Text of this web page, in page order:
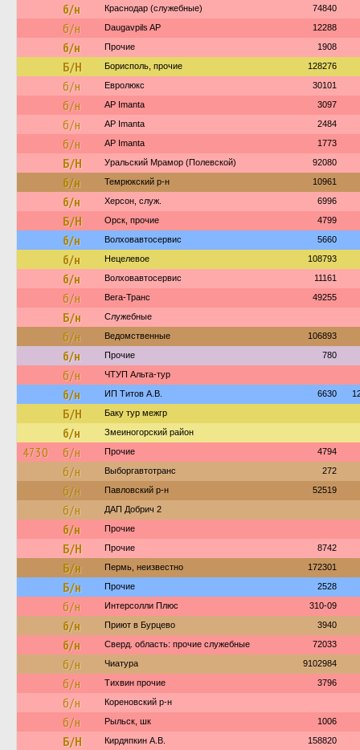
б/н Краснодар (служебные) 74840
б/н Daugavpils AP 12288
б/н Прочие 1908
Б/Н Борисполь, прочие 128276
б/н Евролюкс 30101
б/н AP Imanta 3097
б/н AP Imanta 2484
б/н AP Imanta 1773
Б/Н Уральский Мрамор (Полевской) 92080
б/н Темрюкский р-н 10961
б/н Херсон, служ. 6996
Б/Н Орск, прочие 4799
б/н Волховавтосервис 5660
б/н Нецелевое 108793
б/н Волховавтосервис 11161
б/н Вега-Транс 49255
Б/н Служебные
б/н Ведомственные 106893
б/н Прочие 780
б/н ЧТУП Альта-тур
б/н ИП Титов А.В. 6630
Б/Н Баку тур межгр
б/н Змеиногорский район
4730 б/н Прочие 4794
б/н Выборгавтотранс 272
б/н Павловский р-н 52519
б/н ДАП Добрич 2
б/н Прочие
Б/Н Прочие 8742
Б/н Пермь, неизвестно 172301
Б/н Прочие 2528
б/н Интерсолли Плюс 310-09
б/н Приют в Бурцево 3940
б/н Сверд. область: прочие служебные 72033
б/н Чиатура 9102984
б/н Тихвин прочие 3796
б/н Кореновский р-н
б/н Рыльск, шк 1006
Б/Н Кирдяпкин А.В. 158820